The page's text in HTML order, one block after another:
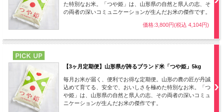
た特別なお米。「つや姫」は、山形県の自然と県人の志、そ
の両者の深いコミュニケーションが生んだお米の傑作です。
価格:3,800円(税込 4,104円)
【3ヶ月定期便】山形県が誇るブランド米「つや姫」5kg
毎月お米が届く、便利でお得な定期便。山形の農の匠が丹誠
込めて育てる、安全で、おいしさを極めた特別なお米。「つ
や姫」は、山形県の自然と県人の志、その両者の深いコミュ
ニケーションが生んだお米の傑作です。